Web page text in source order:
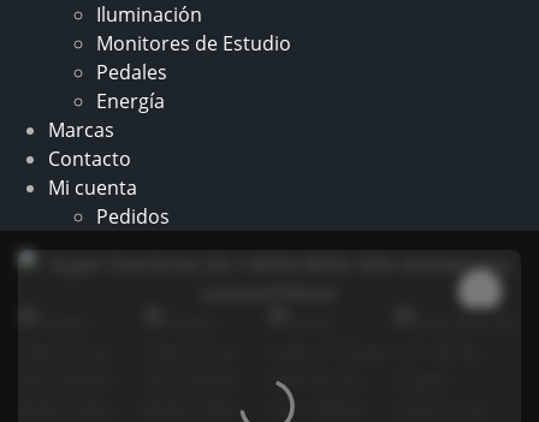
Iluminación
Monitores de Estudio
Pedales
Energía
Marcas
Contacto
Mi cuenta
Pedidos